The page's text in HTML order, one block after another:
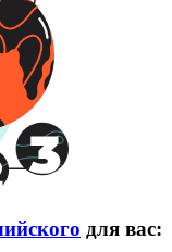
для вас: